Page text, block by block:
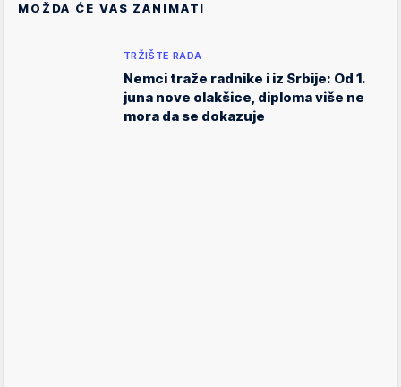
MOŽDA ĆE VAS ZANIMATI
TRŽIŠTE RADA
Nemci traže radnike i iz Srbije: Od 1.
juna nove olakšice, diploma više ne
mora da se dokazuje